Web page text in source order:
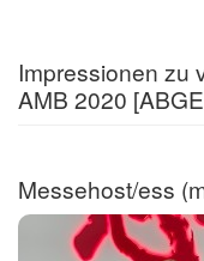
Impressionen zu
AMB 2020
Messehost/ess